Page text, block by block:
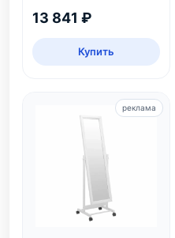
95
13 841 ₽
Купить
реклама